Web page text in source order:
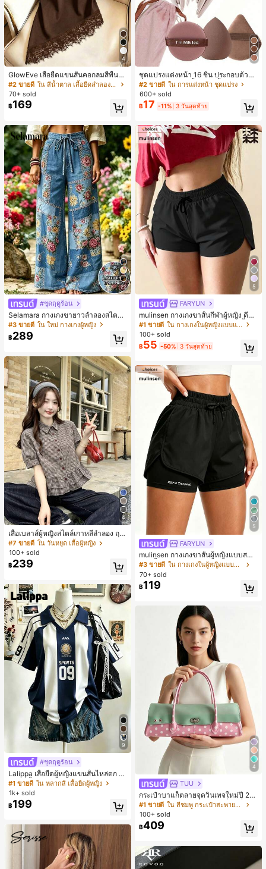
4
GlowEve เสื้อยืดแขนสั้นคอกลมสีพื้นลำ
ลองอเนกประสงค์สำหรับผู้หญิง
#2 ขายดี
ใน สีน้ำตาล เสื้อยืดลำลองพื้นฐาน
70+ sold
฿169
22
#ชุดฤดูร้อน
Selamara กางเกงขายาวลำลองสไตล์โ
บฮีเมียนสำหรับพักผ่อน สีกากี ผิวสัมผัส
มีเท็กซ์เจอร์ เอวสูงทรงหลวม เอวยางยืด
พร้อมเชือกรูด ทรงขาตรงทิ้งตัว ขากว้า
ดินทาง
#3 ขายดี ใน ใหม่ กางเกงผู้หญิง
฿289
4
เสื้อเบลาส์ผู้หญิงสไตล์เกาหลีลำลอง ฤดู
ใบไม้ผลิ/ฤดูร้อนใหม่ ชายระบาย ชิคแล
ะหรูหรา
#7 ขายดี ใน วันหยุด เสื้อผู้หญิง
100+ sold
฿239
9
#ชุดฤดูร้อน
Lalippa เสื้อยืดผู้หญิงแขนสั้นไหล่ตก ค
อวีปกเสื้อ ลายพิมพ์ดิจิทัลลายทาง สไตล์
สปอร์ตแฟชั่นมินิมอล ของขวัญสำหรับเ
พื่อน
#1 ขายดี ใน หลากสี เสื้อยืดผู้หญิง
1k+ sold
฿199
ชุดแปรงแต่งหน้า 16 ชิ้น ประกอบด้วยแ
ปรงแต่งหน้า 13 ชิ้น, ฟองน้ำแต่งหน้ารู
ปหยดน้ำ 1 ชิ้น, แปรงแป้งรองพื้นกลม 1
ชิ้น และฟองน้ำแต่งหน้ารูปสามเหลี่ยม
1 ชิ้น - ชุดคลาสสิก ทำจากขนสังเคราะ
หญิงและเด็กผู้หญิง เหมาะสำหรับฤดูใบ
ไม้ร่วงและฤดูหนาว
#2 ขายดี ใน การแต่งหน้า ชุดแปรง
600+ sold
฿17 -11% 3 วันสุดท้าย
5
FARYUN
mulinsen กางเกงขาสั้นกีฬาผู้หญิง ดีไซ
น์ปลายเปิด เอวยืดหยุ่น กางเกงขาสั้น
ลำลองกีฬาฤดูร้อน ความยาว 3/4
#1 ขายดี
ใน กางเกงในผู้หญิงแบบแอคทีฟ
100+ sold
฿55 -50% 3 วันสุดท้าย
5
FARYUN
mulinsen กางเกงขาสั้นผู้หญิงแบบสบา
ยๆ สีพื้น หลวม อเนกประสงค์ กางเกงขา
สั้นกีฬา 2-In-1 สำหรับวิ่ง ฟิตเนส และก
ารฝึกซ้อมกีฬาในฤดูร้อน
#3 ขายดี
ใน กางเกงในผู้หญิงแบบแอคทีฟ
70+ sold
฿119
4
TUU
กระเป๋าบาแก็ตลายจุดวินเทจใหม่ปี 20
26 สำหรับผู้หญิง กระเป๋าเจลลี่แฟชั่นสไ
ตล์หวาน ความจุขนาดใหญ่ กระเป๋าสะ
พายไหล่สำหรับเดินทางไปทำงาน
#1 ขายดี
ใน สีชมพู กระเป๋าสะพายผู้หญิง
100+ sold
฿409